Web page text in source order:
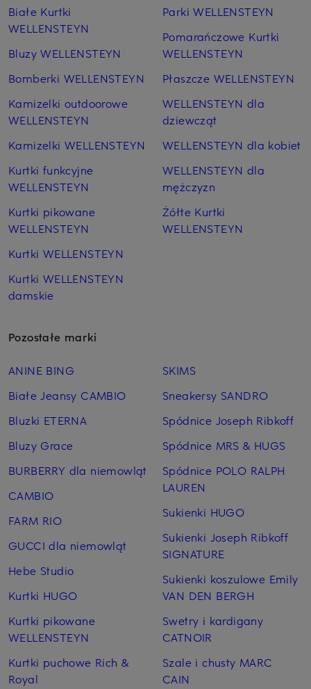
Białe Kurtki
WELLENSTEYN
Bluzy WELLENSTEYN
Bomberki WELLENSTEYN
Kamizelki outdoorowe
WELLENSTEYN
Kamizelki WELLENSTEYN
Kurtki funkcyjne
WELLENSTEYN
Kurtki pikowane
WELLENSTEYN
Kurtki WELLENSTEYN
Kurtki WELLENSTEYN
damskie
Parki WELLENSTEYN
Pomarańczowe Kurtki
WELLENSTEYN
Płaszcze WELLENSTEYN
WELLENSTEYN dla
dziewcząt
WELLENSTEYN dla kobiet
WELLENSTEYN dla
mężczyzn
Żółte Kurtki
WELLENSTEYN
Pozostałe marki
ANINE BING
Białe Jeansy CAMBIO
Bluzki ETERNA
Bluzy Grace
BURBERRY dla niemowląt
CAMBIO
FARM RIO
GUCCI dla niemowląt
Hebe Studio
Kurtki HUGO
Kurtki pikowane
WELLENSTEYN
Kurtki puchowe Rich &
Royal
SKIMS
Sneakersy SANDRO
Spódnice Joseph Ribkoff
Spódnice MRS & HUGS
Spódnice POLO RALPH
LAUREN
Sukienki HUGO
Sukienki Joseph Ribkoff
SIGNATURE
Sukienki koszulowe Emily
VAN DEN BERGH
Swetry i kardigany
CATNOIR
Szale i chusty MARC
CAIN